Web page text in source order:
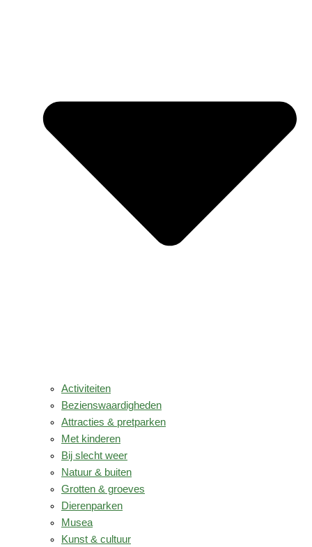
Activiteiten
Bezienswaardigheden
Attracties & pretparken
Met kinderen
Bij slecht weer
Natuur & buiten
Grotten & groeves
Dierenparken
Musea
Kunst & cultuur